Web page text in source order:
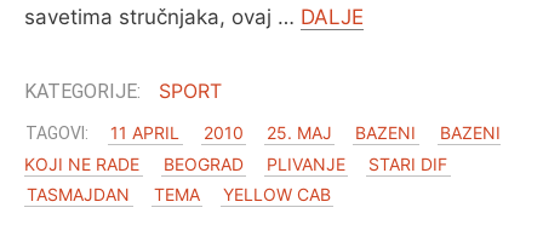
savetima stručnjaka, ovaj … DALJE
SPORT
11 APRIL 2010 25. MAJ BAZENI
BAZENI
KOJI NE RADE
BEOGRAD PLIVANJE
STARI DIF
TASMAJDAN
TEMA YELLOW CAB